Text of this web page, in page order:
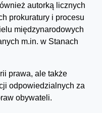
autorką licznych
prokuratury i procesu
międzynarodowych
m.in. w Stanach
prawa, ale także
odpowiedzialnych za
obywateli.